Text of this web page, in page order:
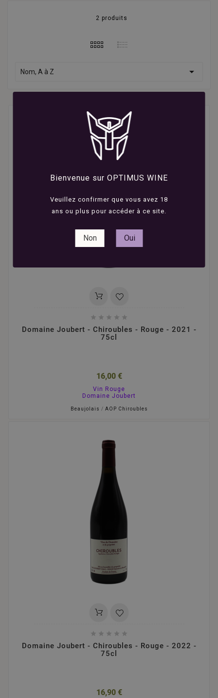
Bienvenue sur OPTIMUS WINE
Veuillez confirmer que vous avez 18
ans ou plus pour accéder à ce site.
Non Oui
2 produits
Nom, A à Z 
    
Domaine Joubert - Chiroubles - Rouge - 2021 -
75cl
16,00 €
Vin Rouge
Domaine Joubert
Beaujolais / AOP Chiroubles
    
Domaine Joubert - Chiroubles - Rouge - 2022 -
75cl
16,90 €